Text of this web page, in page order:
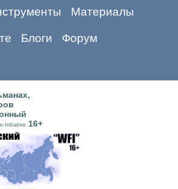
Материалы
Блоги Форум
Initiative 16+